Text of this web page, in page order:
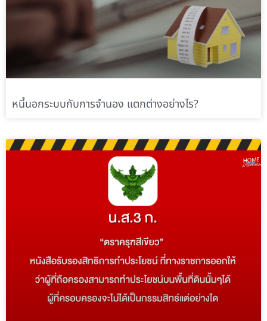
หนี้นอกระบบกับการจำนอง แตกต่างอย่างไร?